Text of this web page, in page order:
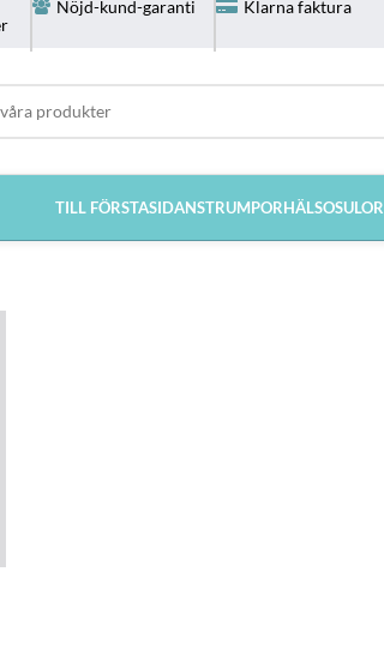
Nöjd-kund-garanti Klarna faktura
TILL FÖRSTASIDANSTRUMPORHÄLSOSULOR